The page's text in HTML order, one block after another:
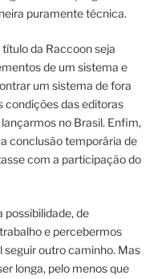
puramente técnica.
da Raccoon seja
de um sistema e
um sistema de fora
condições das editoras
no Brasil. Enfim,
conclusão temporária de
com a participação do
possibilidade, de
e percebermos
seguir outro caminho. Mas
longa, pelo menos que